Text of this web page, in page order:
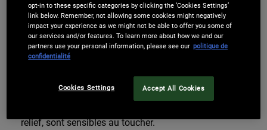
L’acné inflammatoire survient quand les comédons déjà
présents se retrouvent confrontés aux bactéries
naturellement présentes dans la peau, notamment la
bactérie Cutibacterium acnes (3). Cette réaction entraîne
douloureuses.
relief, sont sensibles au toucher.
opt-in to these specific categories by clicking the ‘Cookies Settings’
link below. Remember, not allowing some cookies might negatively
impact your experience as we might not be able to offer you some of
our services and/or features. To learn more about how we and our
partners use your personal information, please see our politique de
confidentialité
Cookies Settings Accept All Cookies